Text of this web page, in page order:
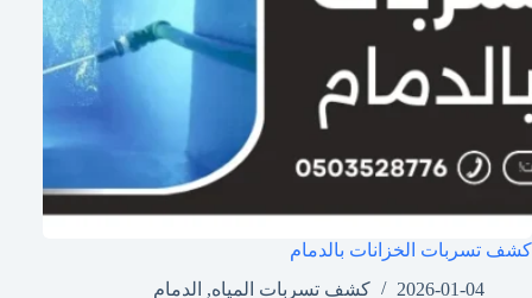
كشف تسربات الخزانات بالدمام
2026-01-04
كشف تسربات المياه, الدمام